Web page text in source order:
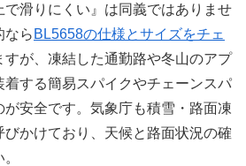
で滑りにくい』は同義ではありませ
なら BL5658の仕様とサイズをチェ
すが、凍結した通勤路や冬山のアプ
着する簡易スパイクやチェーンスパ
安全です。気象庁も積雪・路面凍
かけており、天候と路面状況の確